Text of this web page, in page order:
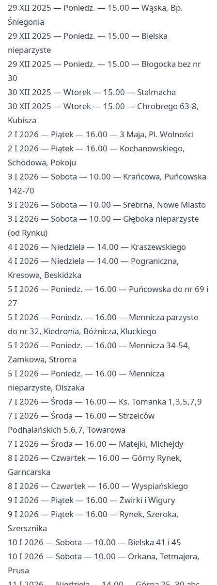
29 XII 2025 — Poniedz. — 15.00 — Wąska, Bp.
Śniegonia
29 XII 2025 — Poniedz. — 15.00 — Bielska
nieparzyste
29 XII 2025 — Poniedz. — 15.00 — Błogocka bez nr
30
30 XII 2025 — Wtorek — 15.00 — Stalmacha
30 XII 2025 — Wtorek — 15.00 — Chrobrego 63-8,
Kubisza
2 I 2026 — Piątek — 16.00 — 3 Maja, Pl. Wolności
2 I 2026 — Piątek — 16.00 — Kochanowskiego,
Schodowa, Pokoju
3 I 2026 — Sobota — 10.00 — Krańcowa, Puńcowska
142-70
3 I 2026 — Sobota — 10.00 — Srebrna, Nowe Miasto
3 I 2026 — Sobota — 10.00 — Głęboka nieparzyste
(od Rynku)
4 I 2026 — Niedziela — 14.00 — Kraszewskiego
4 I 2026 — Niedziela — 14.00 — Pograniczna,
Kresowa, Beskidzka
5 I 2026 — Poniedz. — 16.00 — Puńcowska do nr 69 i
27
5 I 2026 — Poniedz. — 16.00 — Mennicza parzyste
do nr 32, Kiedronia, Bóżnicza, Kluckiego
5 I 2026 — Poniedz. — 16.00 — Mennicza 34-54,
Zamkowa, Stroma
5 I 2026 — Poniedz. — 16.00 — Mennicza
nieparzyste, Olszaka
7 I 2026 — Środa — 16.00 — Ks. Tomanka 1,3,5,7,9
7 I 2026 — Środa — 16.00 — Strzelców
Podhalańskich 5,6,7, Towarowa
7 I 2026 — Środa — 16.00 — Matejki, Michejdy
8 I 2026 — Czwartek — 16.00 — Górny Rynek,
Garncarska
8 I 2026 — Czwartek — 16.00 — Wyspiańskiego
9 I 2026 — Piątek — 16.00 — Żwirki i Wigury
9 I 2026 — Piątek — 16.00 — Rynek, Szeroka,
Szersznika
10 I 2026 — Sobota — 10.00 — Bielska 41 i 45
10 I 2026 — Sobota — 10.00 — Orkana, Tetmajera,
Prusa